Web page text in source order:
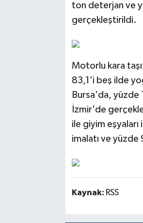
ton deterjan ve
gerçekleştirildi.
Motorlu kara
83,1'i beş ilde
Bursa'da, yüzde
İzmir'de
ile giyim
imalatı ve
Kaynak: RSS